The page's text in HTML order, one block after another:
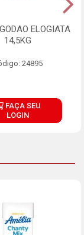
ELOGIATA
14,5KG
24895
FAÇA SEU
LOGIN